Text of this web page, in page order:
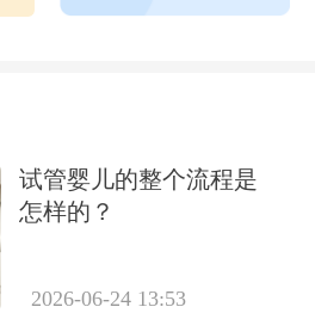
试管婴儿的整个流程是
怎样的？
2026-06-24 13:53